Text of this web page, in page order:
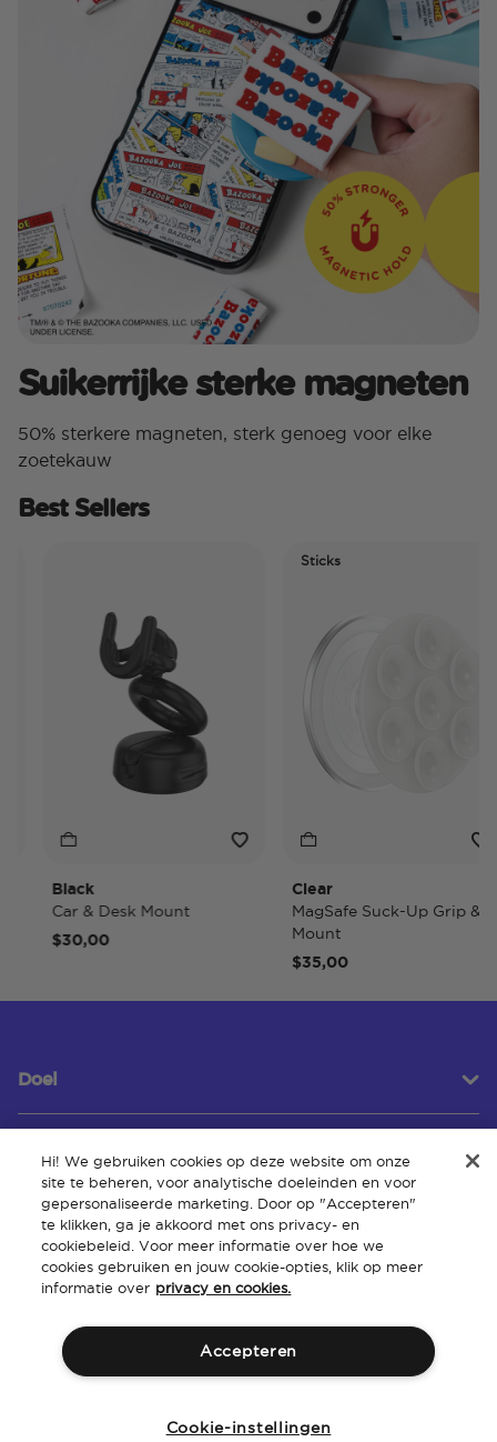
Suikerrijke sterke magneten
50% sterkere magneten, sterk genoeg voor elke
zoetekauw
Best Sellers
Black
Car & Desk Mount
$30,00
Sticks
Clear
MagSafe Suck-Up Grip &
Mount
$35,00
Doel
Klantenservice
Over
Hi! We gebruiken cookies op deze website om onze
site te beheren, voor analytische doeleinden en voor
gepersonaliseerde marketing. Door op "Accepteren"
te klikken, ga je akkoord met ons privacy- en
cookiebeleid. Voor meer informatie over hoe we
cookies gebruiken en jouw cookie-opties, klik op meer
informatie over privacy en cookies.
Accepteren
Cookie-instellingen